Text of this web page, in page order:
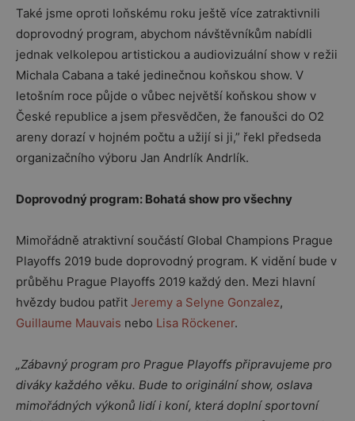
Také jsme oproti loňskému roku ještě více zatraktivnili
doprovodný program, abychom návštěvníkům nabídli
jednak velkolepou artistickou a audiovizuální show v režii
Michala Cabana a také jedinečnou koňskou show. V
letošním roce půjde o vůbec největší koňskou show v
České republice a jsem přesvědčen, že fanoušci do O2
areny dorazí v hojném počtu a užijí si ji,” řekl předseda
organizačního výboru Jan Andrlík Andrlík.
Doprovodný program: Bohatá show pro všechny
Mimořádně atraktivní součástí Global Champions Prague
Playoffs 2019 bude doprovodný program. K vidění bude v
průběhu Prague Playoffs 2019 každý den. Mezi hlavní
hvězdy budou patřit Jeremy a Selyne Gonzalez,
Guillaume Mauvais nebo Lisa Röckener.
„Zábavný program pro Prague Playoffs připravujeme pro
diváky každého věku. Bude to originální show, oslava
mimořádných výkonů lidí i koní, která doplní sportovní